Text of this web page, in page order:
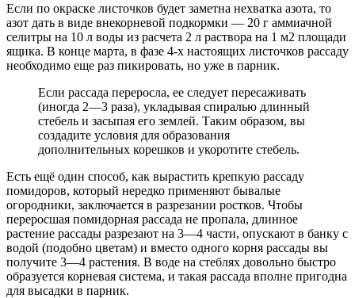
Если по окраске листочков будет заметна нехватка азота, то
азот дать в виде внекорневой подкормки — 20 г аммиачной
селитры на 10 л воды из расчета 2 л раствора на 1 м2 площади
ящика. В конце марта, в фазе 4-х настоящих листочков рассаду
необходимо еще раз пикировать, но уже в парник.
Если рассада переросла, ее следует пересаживать
(иногда 2—3 раза), укладывая спиралью длинный
стебель и засыпая его землей. Таким образом, вы
создадите условия для образования
дополнительных корешков и укоротите стебель.
Есть ещё один способ, как вырастить крепкую рассаду
помидоров, который нередко применяют бывалые
огородники, заключается в разрезании ростков. Чтобы
переросшая помидорная рассада не пропала, длинное
растение рассады разрезают на 3—4 части, опускают в банку с
водой (подобно цветам) и вместо одного корня рассады вы
получите 3—4 растения. В воде на стеблях довольно быстро
образуется корневая система, и такая рассада вполне пригодна
для высадки в парник.